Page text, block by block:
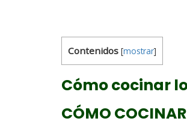
Contenidos [mostrar]
Cómo cocinar
CÓMO